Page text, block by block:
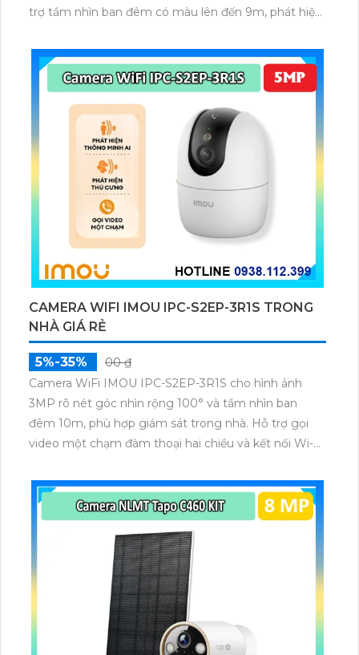
trợ tầm nhìn ban đêm có màu lên đến 9m, phát hiện
dữ liệu qua thẻ microSD lên đến 512GB.
CAMERA WIFI IMOU IPC-S2EP-3R1S TRONG
NHÀ GIÁ RẺ
5%-35%
00 ₫
Camera WiFi IMOU IPC-S2EP-3R1S cho hình ảnh
3MP rõ nét góc nhìn rộng 100° và tầm nhìn ban
đêm 10m, phù hợp giám sát trong nhà. Hỗ trợ gọi
video một chạm đàm thoại hai chiều và kết nối Wi-Fi
microSD tối đa 256GB hoặc lưu đám mây dễ lắp đặt
cho gia đình và văn phòng nhỏ.